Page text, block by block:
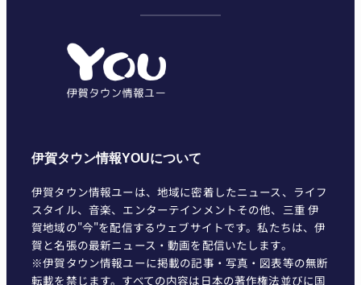
伊賀タウン情報YOUについて
伊賀タウン情報ユーは、地域に密着したニュース、ライフ
スタイル、音楽、エンターテインメントその他、三重 伊
賀地域の"今"を配信するウェブサイトです。私たちは、伊
賀と名張の最新ニュース・動画を配信いたします。
※伊賀タウン情報ユーに掲載の記事・写真・図表等の無断
転載を禁じます。すべての内容は日本の著作権法並びに国